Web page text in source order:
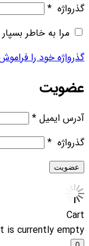
گذرواژه *
مرا به خاطر بسپار
گذرواژه خود را
عضویت
آدرس ایمیل *
گذرواژه *
عضویت
Cart
is currently empty.